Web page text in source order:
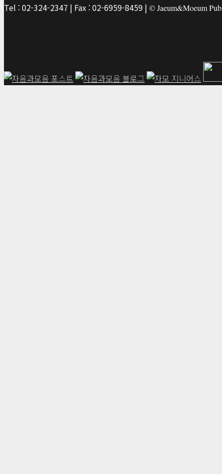
Tel : 02-324-2347 | Fax : 02-6959-8459 | © Jaeum&Moeum